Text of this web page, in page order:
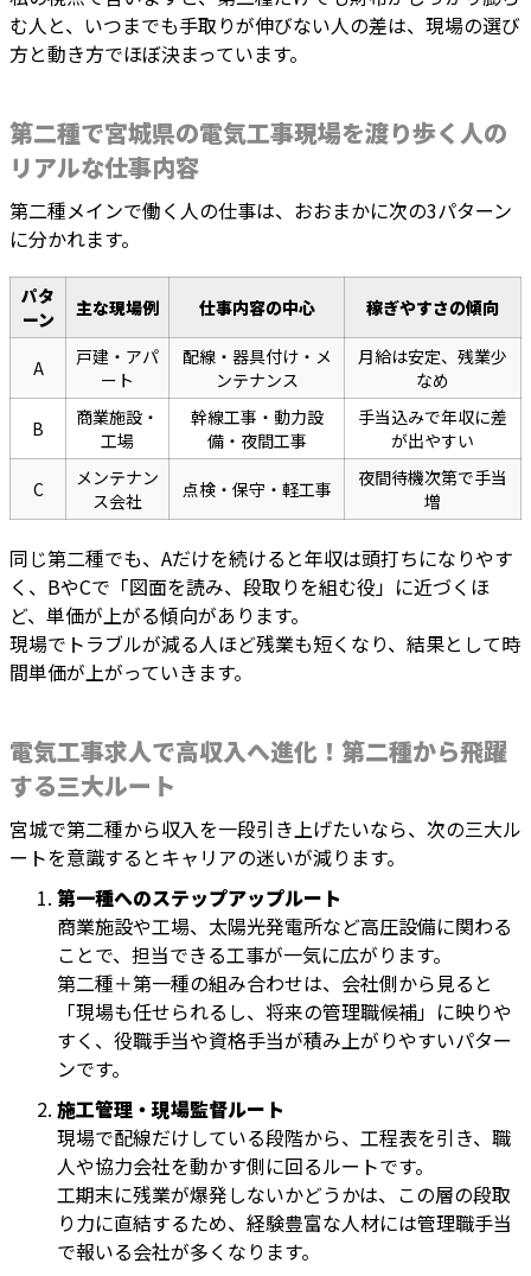
む人と、いつまでも手取りが伸びない人の差は、現場の選び
方と動き方でほぼ決まっています。
第二種で宮城県の電気工事現場を渡り歩く人の
リアルな仕事内容
第二種メインで働く人の仕事は、おおまかに次の3パターン
に分かれます。
パタ
ーン
主な現場例 仕事内容の中心 稼ぎやすさの傾向
A
戸建・アパ
ート
配線・器具付け・メ
ンテナンス
月給は安定、残業少
なめ
B
商業施設・
工場
幹線工事・動力設
備・夜間工事
手当込みで年収に差
が出やすい
C
メンテナン
ス会社
点検・保守・軽工事
夜間待機次第で手当
増
同じ第二種でも、Aだけを続けると年収は頭打ちになりやす
く、BやCで「図面を読み、段取りを組む役」に近づくほ
ど、単価が上がる傾向があります。
現場でトラブルが減る人ほど残業も短くなり、結果として時
間単価が上がっていきます。
電気工事求人で高収入へ進化！第二種から飛躍
する三大ルート
宮城で第二種から収入を一段引き上げたいなら、次の三大ル
ートを意識するとキャリアの迷いが減ります。
第一種へのステップアップルート
商業施設や工場、太陽光発電所など高圧設備に関わる
ことで、担当できる工事が一気に広がります。
第二種＋第一種の組み合わせは、会社側から見ると
「現場も任せられるし、将来の管理職候補」に映りや
すく、役職手当や資格手当が積み上がりやすいパター
ンです。
施工管理・現場監督ルート
現場で配線だけしている段階から、工程表を引き、職
人や協力会社を動かす側に回るルートです。
工期末に残業が爆発しないかどうかは、この層の段取
り力に直結するため、経験豊富な人材には管理職手当
で報いる会社が多くなります。